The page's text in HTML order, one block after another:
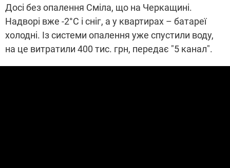
Досі без опалення Сміла, що на Черкащині.
Надворі вже -2°С і сніг, а у квартирах – батареї
холодні. Із системи опалення уже спустили воду,
на це витратили 400 тис. грн, передає "5 канал".